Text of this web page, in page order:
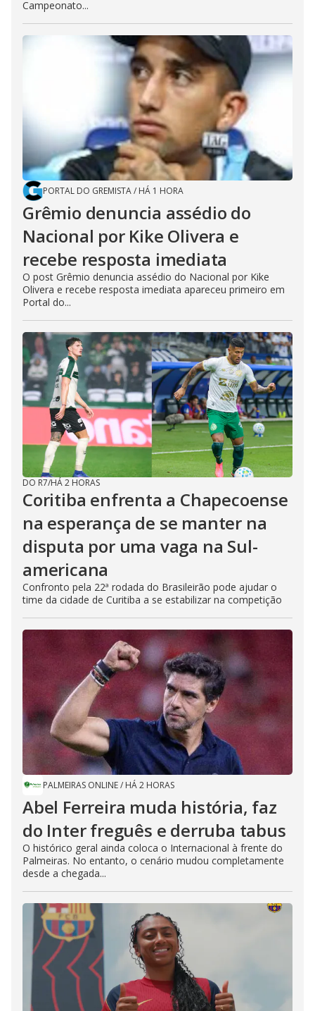
Campeonato...
PORTAL DO GREMISTA/ HÁ 1 HORA
Grêmio denuncia assédio do
Nacional por Kike Olivera e
recebe resposta imediata
O post Grêmio denuncia assédio do Nacional por Kike
Olivera e recebe resposta imediata apareceu primeiro em
Portal do...
DO R7/HÁ 2 HORAS
Coritiba enfrenta a Chapecoense
na esperança de se manter na
disputa por uma vaga na Sul-
americana
Confronto pela 22ª rodada do Brasileirão pode ajudar o
time da cidade de Curitiba a se estabilizar na competição
PALMEIRAS ONLINE/ HÁ 2 HORAS
Abel Ferreira muda história, faz
do Inter freguês e derruba tabus
O histórico geral ainda coloca o Internacional à frente do
Palmeiras. No entanto, o cenário mudou completamente
desde a chegada...